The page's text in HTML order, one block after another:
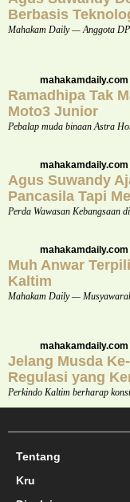
Berbasis
Mahakam Daily — Anggota
mahakamdaily.com
Ramadhipa Tak
Moto3 Junior
Pebalap muda binaan Astra
mahakamdaily.com
Agus Suwandy
Pancasila Tapi
Perda Wawasan Kebangsaan
mahakamdaily.com
Muh Anwar
Kaltim
Mahakam Daily —
mahakamdaily.com
Jelang Musda
Regulasi yang
Perkindo Kaltim berharap
Tentang
Kru